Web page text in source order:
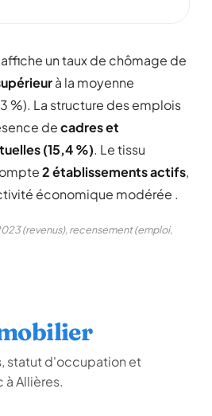
un taux de chômage de
à la moyenne
%). La structure des emplois
decadres et
(15,4 %). Le tissu
2 établissements actifs,
économique modérée .
(revenus), recensement (emploi,
statut d'occupation et
Allières.